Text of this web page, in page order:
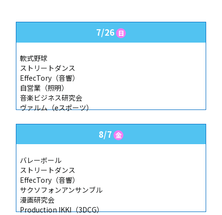
7/26 日
軟式野球
ストリートダンス
EffecTory（音響）
自営業（照明）
音楽ビジネス研究会
ヴァルム（eスポーツ）
8/7 金
バレーボール
ストリートダンス
EffecTory（音響）
サクソフォンアンサンブル
漫画研究会
Production IKKI（3DCG）